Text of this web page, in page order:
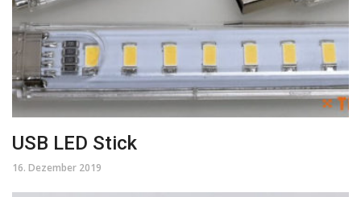
USB LED Stick
16. Dezember 2019